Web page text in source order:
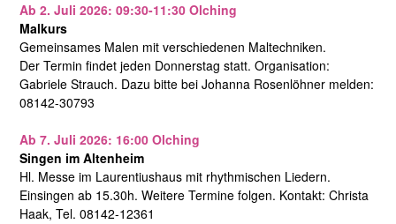
Ab 2. Juli 2026: 09:30-11:30 Olching
Malkurs
Gemeinsames Malen mit verschiedenen Maltechniken.
Der Termin findet jeden Donnerstag statt. Organisation:
Gabriele Strauch. Dazu bitte bei Johanna Rosenlöhner melden:
08142-30793
Ab 7. Juli 2026: 16:00 Olching
Singen im Altenheim
Hl. Messe im Laurentiushaus mit rhythmischen Liedern.
Einsingen ab 15.30h. Weitere Termine folgen. Kontakt: Christa
Haak, Tel. 08142-12361